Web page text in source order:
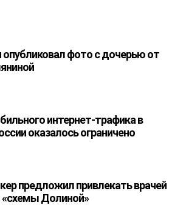
опубликовал фото с дочерью от
интернет-трафика в
оказалось ограничено
предложил привлекать врачей
Долиной»